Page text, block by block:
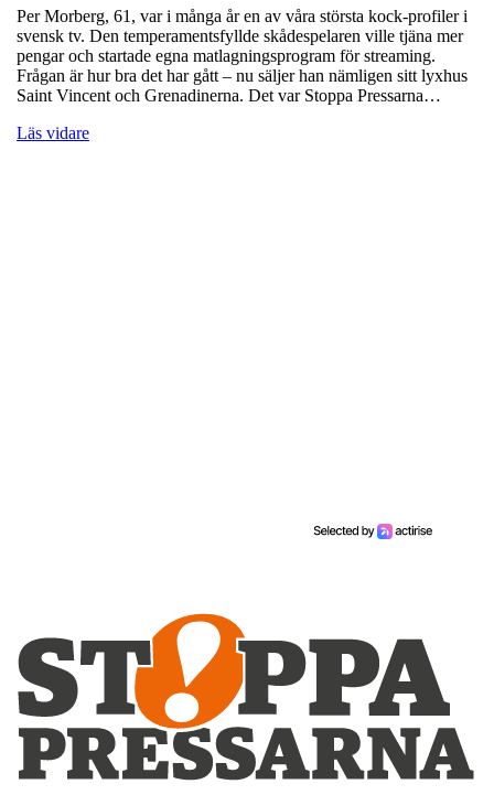
Per Morberg, 61, var i många år en av våra största kock-profiler i
svensk tv. Den temperamentsfyllde skådespelaren ville tjäna mer
pengar och startade egna matlagningsprogram för streaming.
Frågan är hur bra det har gått – nu säljer han nämligen sitt lyxhus
Saint Vincent och Grenadinerna. Det var Stoppa Pressarna…
Läs vidare